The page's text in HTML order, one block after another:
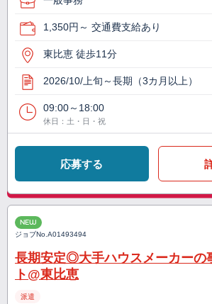
1,350円～ 交通費支給あり
東比恵 徒歩11分
2026/10/上旬～長期（3カ月以上）
09:00～18:00
休日：土・日・祝
応募する
NEW
ジョブNo.A01493494
長期安定◎大手ハウスメーカーの
ト@東比恵
派遣